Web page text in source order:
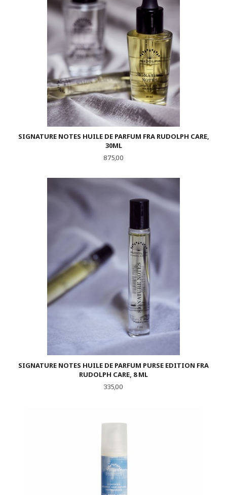
SIGNATURE NOTES HUILE DE PARFUM FRA RUDOLPH CARE,
30ML
Pris
875,00
SIGNATURE NOTES HUILE DE PARFUM PURSE EDITION FRA
RUDOLPH CARE, 8 ML
Pris
335,00